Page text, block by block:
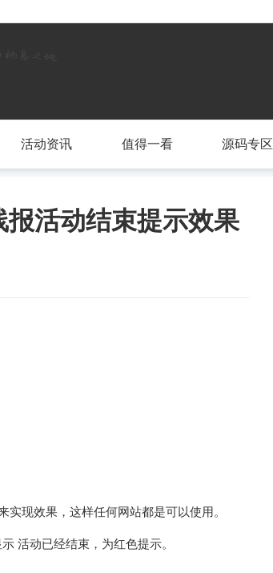
活动资讯 值得一看 源码专区
活动结束提示效果
现效果，这样任何网站都是可以使用。
活动已经结束，为红色提示。